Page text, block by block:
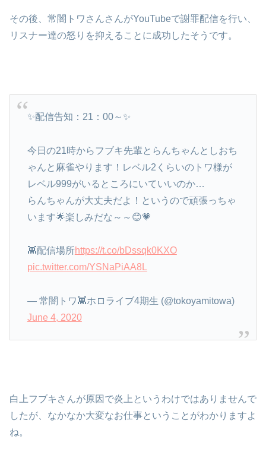
その後、常闇トワさんさんがYouTubeで謝罪配信を行い、
リスナー達の怒りを抑えることに成功したそうです。
✨配信告知：21：00～✨
今日の21時からフブキ先輩とらんちゃんとしおち
ゃんと麻雀やります！レベル2くらいのトワ様が
レベル999がいるところにいていいのか…
らんちゃんが大丈夫だよ！というので頑張っちゃ
います🌟楽しみだな～～😊💗
👾配信場所https://t.co/bDssqk0KXO
pic.twitter.com/YSNaPiAA8L
— 常闇トワ👾ホロライブ4期生 (@tokoyamitowa)
June 4, 2020
白上フブキさんが原因で炎上というわけではありませんで
したが、なかなか大変なお仕事ということがわかりますよ
ね。